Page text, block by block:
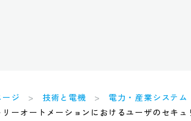
ージ 技術と電機 電力・産業システ
リーオートメーションにおけるユーザのセキュ